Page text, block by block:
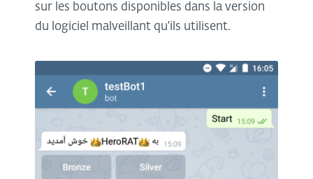
sur les boutons disponibles dans la version
du logiciel malveillant qu'ils utilisent.